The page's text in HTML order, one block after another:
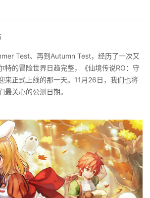
Test、再到Autumn Test，经历了一次又
特的冒险世界日趋完整，《仙境传说RO：守
来正式上线的那一天。11月26日，我们也将
最关心的公测日期。